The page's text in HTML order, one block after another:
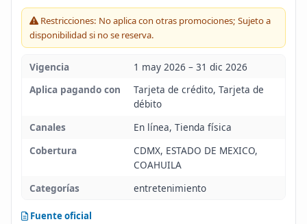
Restricciones: No aplica con otras promociones; Sujeto a
disponibilidad si no se reserva.
Vigencia
1 may 2026 – 31 dic 2026
Aplica pagando con
Tarjeta de crédito, Tarjeta de
débito
Canales
En línea, Tienda física
Cobertura
CDMX, ESTADO DE MEXICO,
COAHUILA
Categorías
entretenimiento
Fuente oficial